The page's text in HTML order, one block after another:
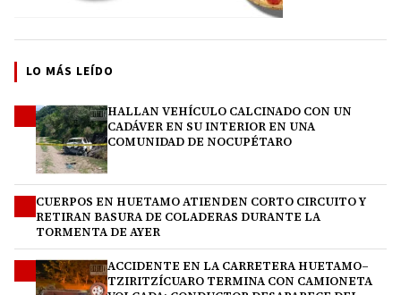
LO MÁS LEÍDO
HALLAN VEHÍCULO CALCINADO CON UN
CADÁVER EN SU INTERIOR EN UNA
COMUNIDAD DE NOCUPÉTARO
CUERPOS EN HUETAMO ATIENDEN CORTO CIRCUITO Y
RETIRAN BASURA DE COLADERAS DURANTE LA
TORMENTA DE AYER
ACCIDENTE EN LA CARRETERA HUETAMO–
TZIRITZÍCUARO TERMINA CON CAMIONETA